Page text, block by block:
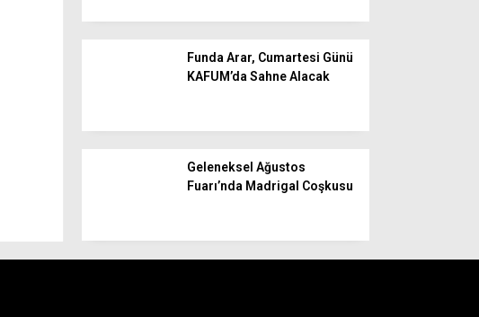
Funda Arar, Cumartesi Günü
KAFUM’da Sahne Alacak
Geleneksel Ağustos
Fuarı’nda Madrigal Coşkusu